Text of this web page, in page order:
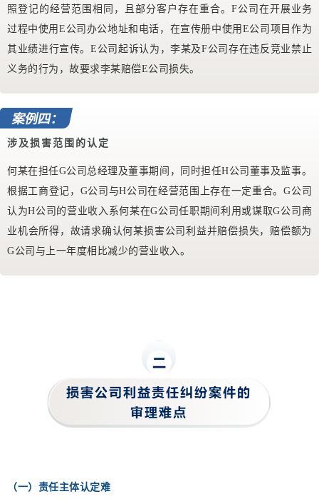
照登记的经营范围相同，且部分客户存在重合。F公司在开展业务
过程中使用E公司办公地址和电话，在宣传册中使用E公司项目作为
其业绩进行宣传。E公司起诉认为，李某及F公司存在违反竞业禁止
义务的行为，故要求李某赔偿E公司损失。
案例四：
涉及损害范围的认定
何某在担任G公司总经理及董事期间，同时担任H公司董事及监事。
根据工商登记，G公司与H公司在经营范围上存在一定重合。G公司
认为H公司的营业收入系何某在G公司任职期间利用或谋取G公司商
业机会所得，故请求确认何某损害公司利益并赔偿损失，赔偿额为
G公司与上一年度相比减少的营业收入。
（一） 责任主体认定难